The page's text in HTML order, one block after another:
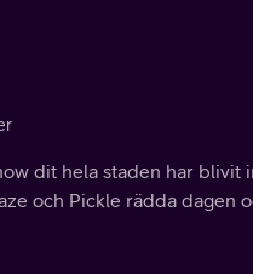
dit hela staden har blivit
och Pickle rädda dagen